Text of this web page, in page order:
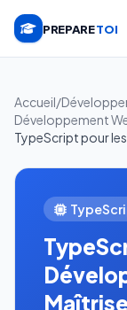
PREPARETOI
Accueil/
Développement